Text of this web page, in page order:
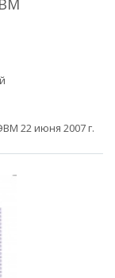
22 июня 2007 г.